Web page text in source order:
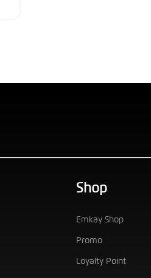
Shop
Emkay Shop
Promo
Loyalty Point